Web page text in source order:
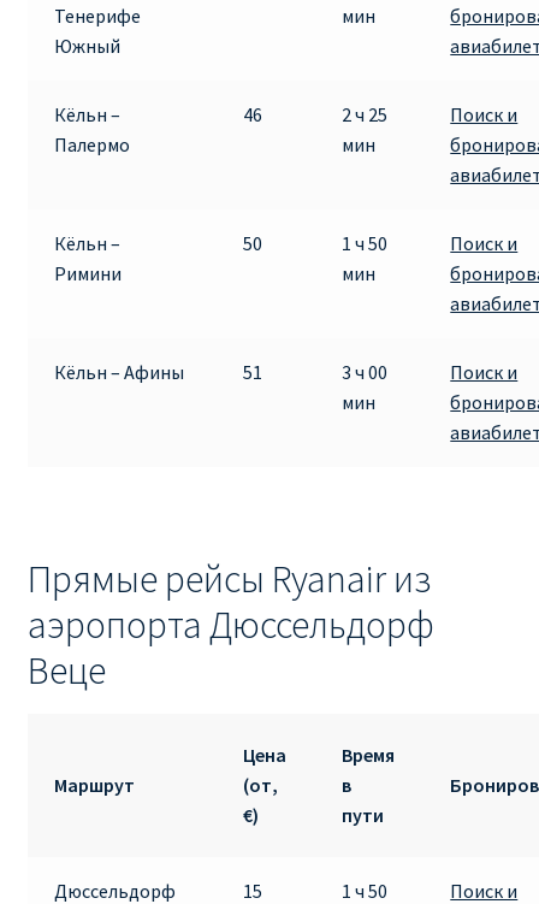
Тенерифе
Южный
мин
Кёльн –
Палермо
46
2 ч 25
мин
Поиск и
Кёльн –
Римини
50
1 ч 50
мин
Поиск и
Кёльн – Афины 51
3 ч 00
мин
Поиск и
Прямые рейсы Ryanair из
аэропорта Дюссельдорф
Веце
Маршрут
Цена
(от,
€)
Время
в
пути
Дюссельдорф
15
1 ч 50
Поиск и